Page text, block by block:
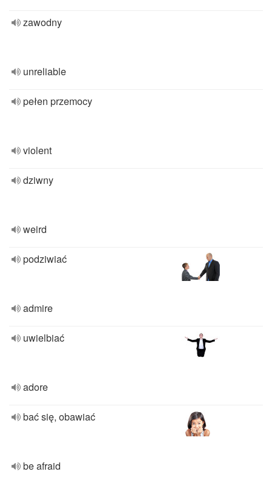
zawodny
unreliable
pełen przemocy
violent
dziwny
weird
podziwiać
admire
uwielbiać
adore
bać się, obawiać
be afraid